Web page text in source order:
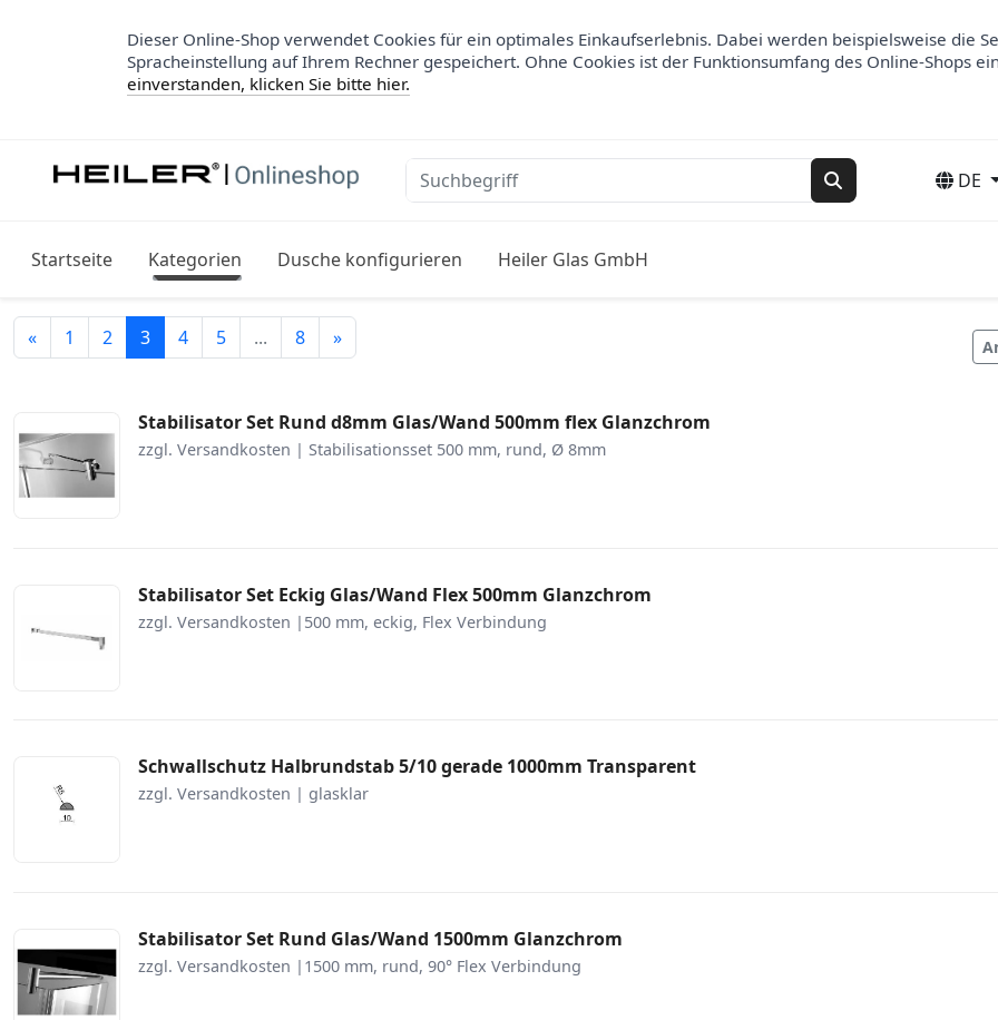
Dieser Online-Shop verwendet Cookies für ein optimales Einkaufserlebnis. Dabei werden beispielsweise die
Spracheinstellung auf Ihrem Rechner gespeichert. Ohne Cookies ist der Funktionsumfang des Online-Shops
einverstanden, klicken Sie bitte hier.
Suchen
DE
Startseite Kategorien Dusche konfigurieren Heiler Glas GmbH
«Zurück
1 2 3 4 5 ... 8 »Weiter
Stabilisator Set Rund d8mm Glas/Wand 500mm flex Glanzchrom
zzgl. Versandkosten | Stabilisationsset 500 mm, rund, Ø 8mm
Stabilisator Set Eckig Glas/Wand Flex 500mm Glanzchrom
zzgl. Versandkosten |500 mm, eckig, Flex Verbindung
Schwallschutz Halbrundstab 5/10 gerade 1000mm Transparent
zzgl. Versandkosten | glasklar
Stabilisator Set Rund Glas/Wand 1500mm Glanzchrom
zzgl. Versandkosten |1500 mm, rund, 90° Flex Verbindung